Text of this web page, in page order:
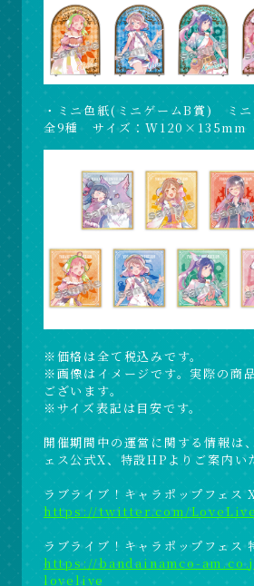
・ミニ色紙(ミニゲームB賞) ミ
全9種 サイズ：W120×135mm
※価格は全て税込みです。
※画像はイメージです。実際の商
ございます。
※サイズ表記は目安です。
開催期間中の運営に関する情報は
ェス公式X、特設HPよりご案内い
ラブライブ！キャラポップフェス
https://twitter.com/
ラブライブ！キャラポップフェス
https://bandainamco-
lovelive